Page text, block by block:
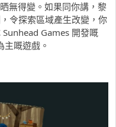
無得變。如果同你講，黎
令探索區域產生改變，你
Games 開發嘅
主嘅遊戲。